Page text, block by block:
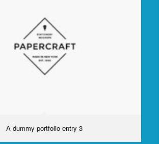
A dummy portfolio entry 3